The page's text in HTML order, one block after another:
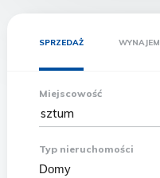
SPRZEDAŻ WYNAJEM
Miejscowość
Typ nieruchomości
Domy